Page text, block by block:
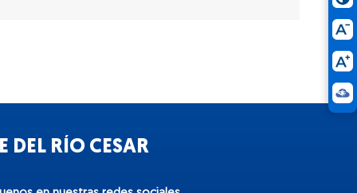
DEL RÍO CESAR